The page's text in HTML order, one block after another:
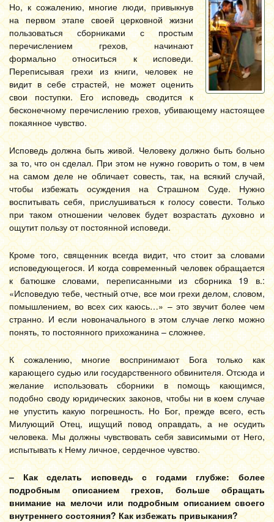
Но, к сожалению, многие люди, привыкнув
на первом этапе своей церковной жизни
пользоваться сборниками с простым
перечислением грехов, начинают
формально относиться к исповеди.
Переписывая грехи из книги, человек не
видит в себе страстей, не может оценить
свои поступки. Его исповедь сводится к
бесконечному перечислению грехов, убивающему настоящее
покаянное чувство.
Исповедь должна быть живой. Человеку должно быть больно
за то, что он сделал. При этом не нужно говорить о том, в чем
на самом деле не обличает совесть, так, на всякий случай,
чтобы избежать осуждения на Страшном Суде. Нужно
воспитывать себя, прислушиваться к голосу совести. Только
при таком отношении человек будет возрастать духовно и
ощутит пользу от постоянной исповеди.
Кроме того, священник всегда видит, что стоит за словами
исповедующегося. И когда современный человек обращается
к батюшке словами, переписанными из сборника 19 в.:
«Исповедую тебе, честный отче, все мои грехи делом, словом,
помышлением, во всех сих каюсь…» – это звучит более чем
странно. И если новоначального в этом случае легко можно
понять, то постоянного прихожанина – сложнее.
К сожалению, многие воспринимают Бога только как
карающего судью или государственного обвинителя. Отсюда и
желание использовать сборники в помощь кающимся,
подобно своду юридических законов, чтобы ни в коем случае
не упустить какую погрешность. Но Бог, прежде всего, есть
Милующий Отец, ищущий повод оправдать, а не осудить
человека. Мы должны чувствовать себя зависимыми от Него,
испытывать к Нему личное, сердечное чувство.
– Как сделать исповедь с годами глубже: более
подробным описанием грехов, больше обращать
внимание на мелочи или подробным описанием своего
внутреннего состояния? Как избежать привыкания?